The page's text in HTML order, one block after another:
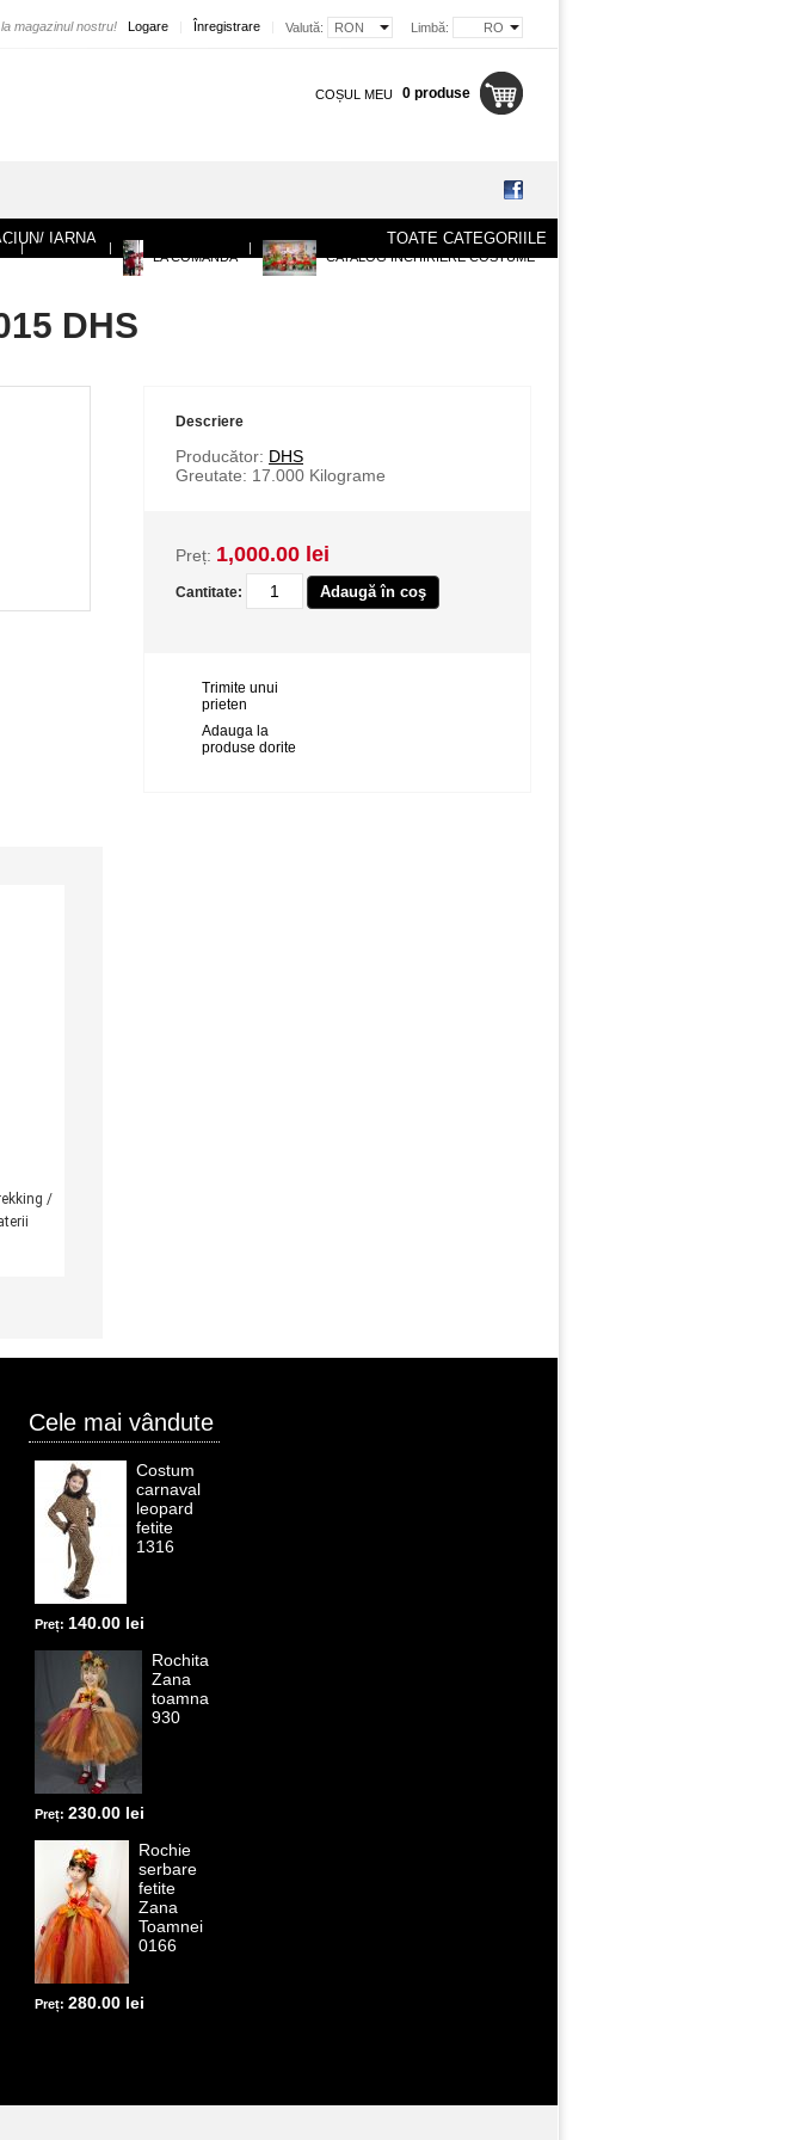
Limbă: RO
Valută: RON
Logare Înregistrare
magazinul nostru!
COȘUL MEU 0 produse
| CONTACT |
LA COMANDA
|
CATALOG INCHIRIERE COSTUME
IARNA TOATE CATEGORIILE
DHS
Descriere
Producător: DHS
Greutate: 17.000 Kilograme
Preț: 1,000.00 lei
Cantitate:
Trimite unui
prieten
Adauga la
produse dorite
/
Cele mai vândute
Costum
carnaval
leopard
fetite
1316
Preț: 140.00 lei
Rochita
Zana
toamna
930
Preț: 230.00 lei
Rochie
serbare
fetite
Zana
Toamnei
0166
Preț: 280.00 lei